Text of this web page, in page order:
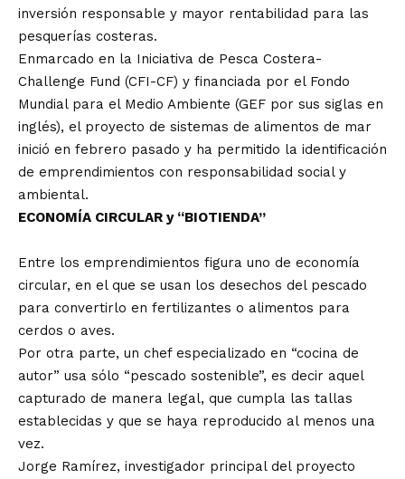
inversión responsable y mayor rentabilidad para las
pesquerías costeras.
Enmarcado en la Iniciativa de Pesca Costera-
Challenge Fund (CFI-CF) y financiada por el Fondo
Mundial para el Medio Ambiente (GEF por sus siglas en
inglés), el proyecto de sistemas de alimentos de mar
inició en febrero pasado y ha permitido la identificación
de emprendimientos con responsabilidad social y
ambiental.
ECONOMÍA CIRCULAR y “BIOTIENDA”
Entre los emprendimientos figura uno de economía
circular, en el que se usan los desechos del pescado
para convertirlo en fertilizantes o alimentos para
cerdos o aves.
Por otra parte, un chef especializado en “cocina de
autor” usa sólo “pescado sostenible”, es decir aquel
capturado de manera legal, que cumpla las tallas
establecidas y que se haya reproducido al menos una
vez.
Jorge Ramírez, investigador principal del proyecto